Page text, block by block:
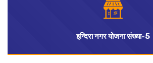
इन्दिरा नगर योजना संख्या-5